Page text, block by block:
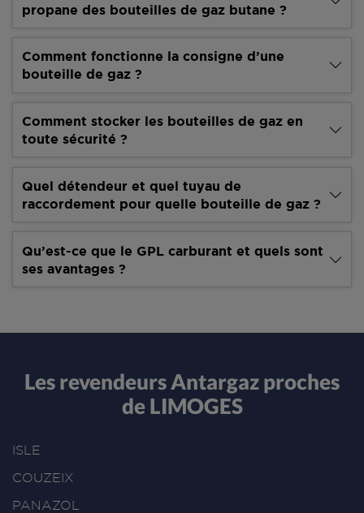
propane des bouteilles de gaz butane ?
Comment fonctionne la consigne d’une
bouteille de gaz ?
Comment stocker les bouteilles de gaz en
toute sécurité ?
Quel détendeur et quel tuyau de
raccordement pour quelle bouteille de gaz ?
Qu’est-ce que le GPL carburant et quels sont
ses avantages ?
Les revendeurs Antargaz proches
de LIMOGES
ISLE
COUZEIX
PANAZOL